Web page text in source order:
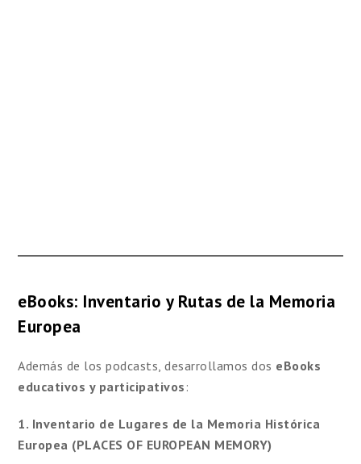
eBooks: Inventario y Rutas de la Memoria
Europea
Además de los podcasts, desarrollamos dos eBooks
educativos y participativos :
1. Inventario de Lugares de la Memoria Histórica
Europea (PLACES OF EUROPEAN MEMORY)